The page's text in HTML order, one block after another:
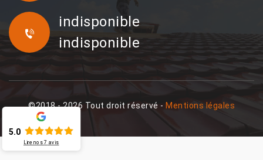
indisponible
indisponible
©2018 - 2026 Tout droit réservé - Mentions légales
5.0
Lire nos 7 avis